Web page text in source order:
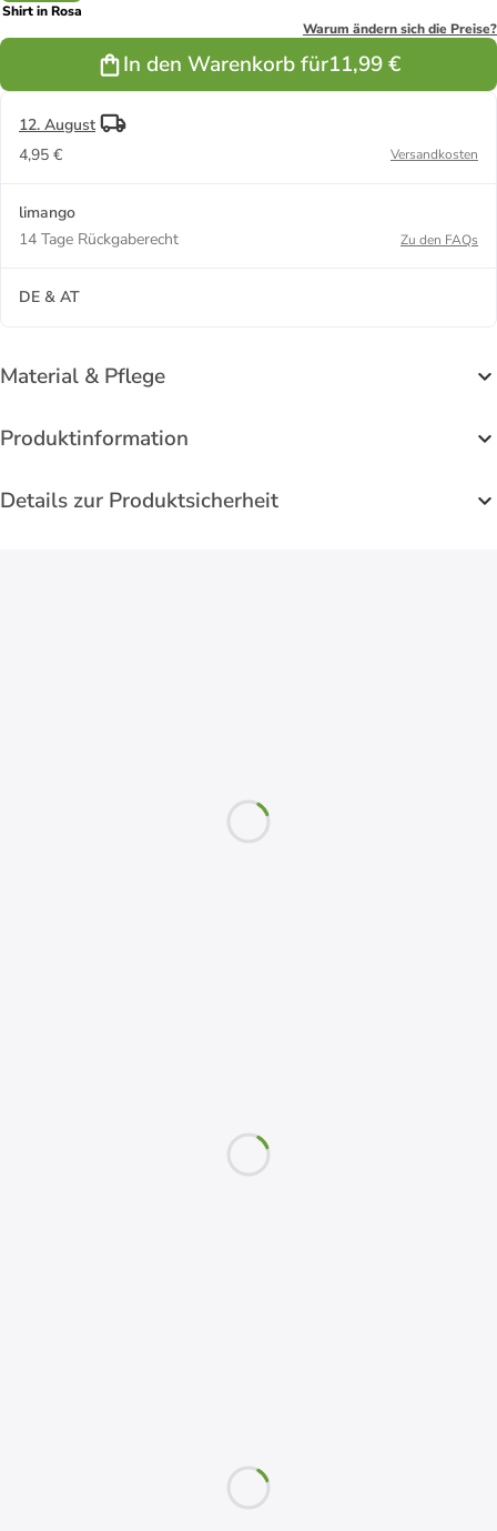
Shirt in Rosa
Warum ändern sich die Preise?
In den Warenkorb für11,99 €
12. August
4,95 €
Versandkosten
limango
14 Tage Rückgaberecht
Zu den FAQs
DE & AT
Material & Pflege
Produktinformation
Details zur Produktsicherheit